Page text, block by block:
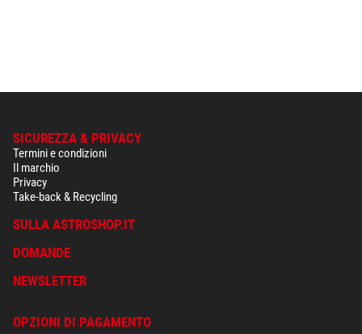
SICUREZZA & PRIVACY
Termini e condizioni
Il marchio
Privacy
Take-back & Recycling
SULLA ASTROSHOP.IT
DOMANDE
NEWSLETTER
OPZIONI DI PAGAMENTO